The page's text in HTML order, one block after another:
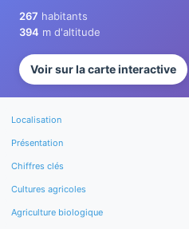
267 habitants
394 m d'altitude
Voir sur la carte interactive
Localisation
Présentation
Chiffres clés
Cultures agricoles
Agriculture biologique